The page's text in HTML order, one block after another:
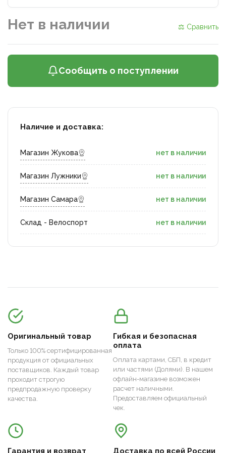
Нет в наличии ⚖ Сравнить
Сообщить о поступлении
Наличие и доставка:
Магазин Жукова нет в наличии
Магазин Лужники нет в наличии
Магазин Самара нет в наличии
Склад - Велоспорт нет в наличии
Оригинальный товар
Только 100% сертифицированная
продукция от официальных
поставщиков. Каждый товар
проходит строгую
предпродажную проверку
качества.
Гибкая и безопасная
оплата
Оплата картами, СБП, в кредит
или частями (Долями). В нашем
офлайн-магазине возможен
расчет наличными.
Предоставляем официальный
чек.
Гарантия и возврат Доставка по всей России